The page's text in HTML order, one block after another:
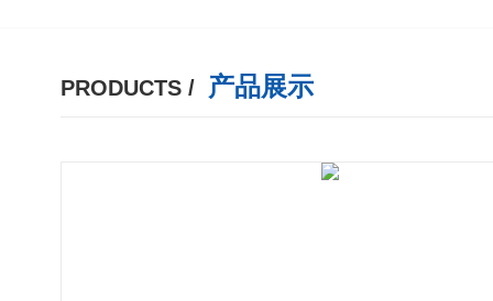
PRODUCTS / 产品展示